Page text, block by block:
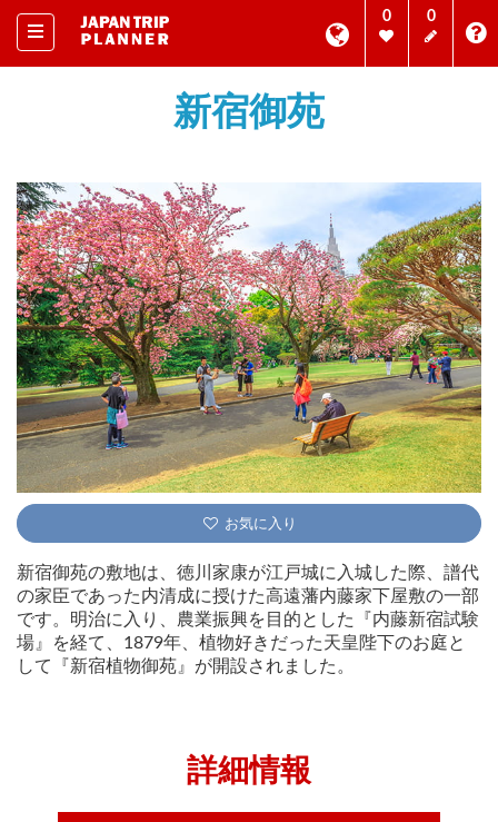
0 0
新宿御苑
新宿御苑の敷地は、徳川家康が江戸城に入城した際、譜代
の家臣であった内清成に授けた高遠藩内藤家下屋敷の一部
です。明治に入り、農業振興を目的とした『内藤新宿試験
場』を経て、1879年、植物好きだった天皇陛下のお庭と
して『新宿植物御苑』が開設されました。
お気に入り
詳細情報